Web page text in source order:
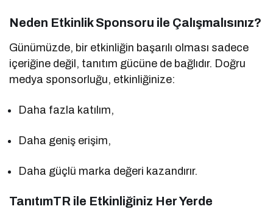
Neden Etkinlik Sponsoru ile Çalışmalısınız?
Günümüzde, bir etkinliğin başarılı olması sadece
içeriğine değil, tanıtım gücüne de bağlıdır. Doğru
medya sponsorluğu, etkinliğinize:
Daha fazla katılım,
Daha geniş erişim,
Daha güçlü marka değeri kazandırır.
TanıtımTR ile Etkinliğiniz Her Yerde